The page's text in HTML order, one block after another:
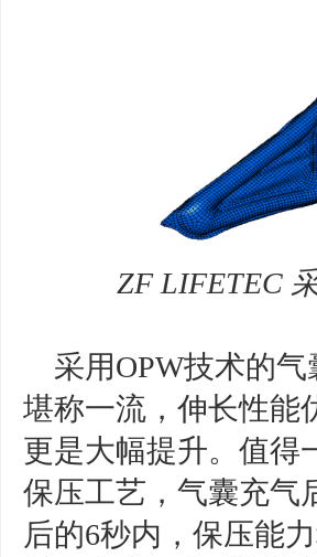
ZF LIFETEC
采用OPW技术的
堪称一流，伸长性能
更是大幅提升。值得
保压工艺，气囊充气
后的6秒内，保压能